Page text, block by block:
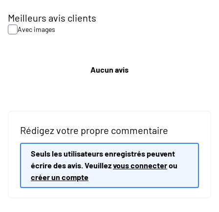
Meilleurs avis clients
Avec images
Aucun avis
Rédigez votre propre commentaire
Seuls les utilisateurs enregistrés peuvent
écrire des avis. Veuillezvous connecterou
créer un compte